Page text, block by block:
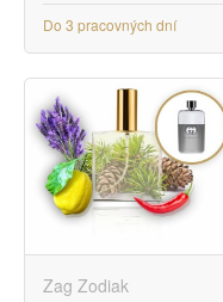
Do 3 pracovných dní
Zag Zodiak